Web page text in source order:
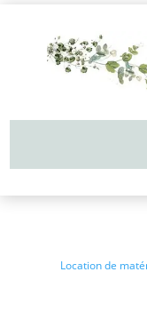
Location de